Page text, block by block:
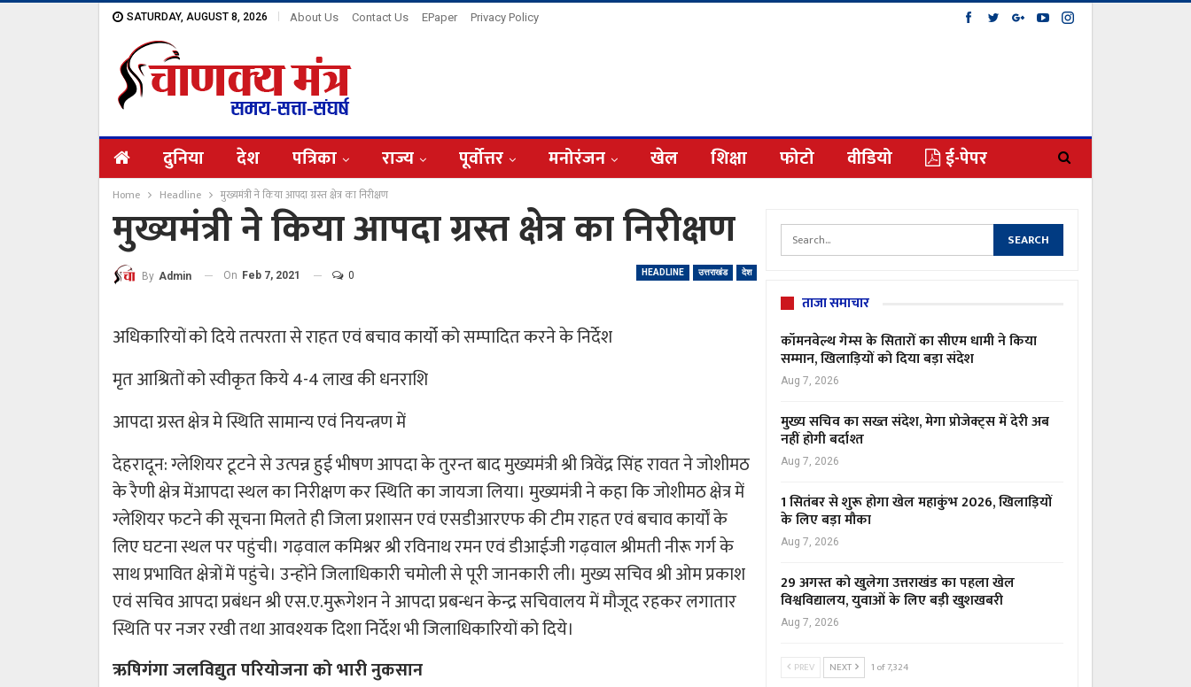
SATURDAY, AUGUST 8, 2026 About Us Contact Us EPaper Privacy Policy
दुनिया देश पत्रिका राज्य पूर्वोत्तर मनोरंजन खेल शिक्षा फोटो वीडियो ई-पेपर
Home Headline मुख्यमंत्री ने किया आपदा ग्रस्त क्षेत्र का निरीक्षण
मुख्यमंत्री ने किया आपदा ग्रस्त क्षेत्र का निरीक्षण
HEADLINE उत्तराखंड देश
By Admin On Feb 7, 2021 0
अधिकारियों को दिये तत्परता से राहत एवं बचाव कार्यो को सम्पादित करने के निर्देश
मृत आश्रितों को स्वीकृत किये 4-4 लाख की धनराशि
आपदा ग्रस्त क्षेत्र मे स्थिति सामान्य एवं नियन्त्रण में
देहरादून: ग्लेशियर टूटने से उत्पन्न हुई भीषण आपदा के तुरन्त बाद मुख्यमंत्री श्री त्रिवेंद्र सिंह रावत ने जोशीमठ
के रैणी क्षेत्र मेंआपदा स्थल का निरीक्षण कर स्थिति का जायजा लिया। मुख्यमंत्री ने कहा कि जोशीमठ क्षेत्र में
ग्लेशियर फटने की सूचना मिलते ही जिला प्रशासन एवं एसडीआरएफ की टीम राहत एवं बचाव कार्यों के
लिए घटना स्थल पर पहुंची। गढ़वाल कमिश्नर श्री रविनाथ रमन एवं डीआईजी गढ़वाल श्रीमती नीरू गर्ग के
साथ प्रभावित क्षेत्रों में पहुंचे। उन्होंने जिलाधिकारी चमोली से पूरी जानकारी ली। मुख्य सचिव श्री ओम प्रकाश
एवं सचिव आपदा प्रबंधन श्री एस.ए.मुरूगेशन ने आपदा प्रबन्धन केन्द्र सचिवालय में मौजूद रहकर लगातार
स्थिति पर नजर रखी तथा आवश्यक दिशा निर्देश भी जिलाधिकारियों को दिये।
ऋषिगंगा जलविद्युत परियोजना को भारी नुकसान
ताजा समाचार
कॉमनवेल्थ गेम्स के सितारों का सीएम धामी ने किया
सम्मान, खिलाड़ियों को दिया बड़ा संदेश
Aug 7, 2026
मुख्य सचिव का सख्त संदेश, मेगा प्रोजेक्ट्स में देरी अब
नहीं होगी बर्दाश्त
Aug 7, 2026
1 सितंबर से शुरू होगा खेल महाकुंभ 2026, खिलाड़ियों
के लिए बड़ा मौका
Aug 7, 2026
29 अगस्त को खुलेगा उत्तराखंड का पहला खेल
विश्वविद्यालय, युवाओं के लिए बड़ी खुशखबरी
Aug 7, 2026
PREV NEXT 1 of 7,324